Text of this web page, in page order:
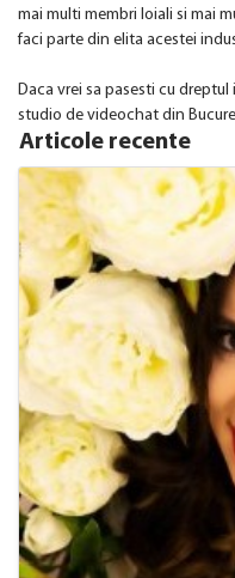
mai multi membri loiali si mai
faci parte din elita acestei
Daca vrei sa pasesti cu
studio de videochat din
Articole recente